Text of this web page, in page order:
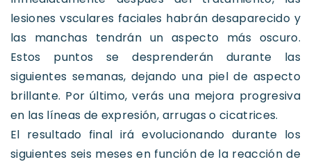
lesiones vsculares faciales habrán desaparecido y
las manchas tendrán un aspecto más oscuro.
Estos puntos se desprenderán durante las
siguientes semanas, dejando una piel de aspecto
brillante. Por último, verás una mejora progresiva
en las líneas de expresión, arrugas o cicatrices.
El resultado final irá evolucionando durante los
siguientes seis meses en función de la reacción de